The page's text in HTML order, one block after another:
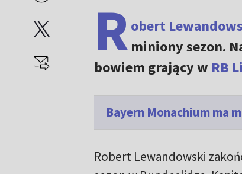
Robert
miniony sezon.
bowiem grający w RB
Bayern Monachium ma
Robert Lewandowski